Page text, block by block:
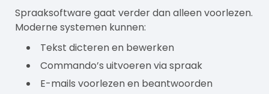
Spraaksoftware gaat verder dan alleen voorlezen.
Moderne systemen kunnen:
Tekst dicteren en bewerken
Commando’s uitvoeren via spraak
E-mails voorlezen en beantwoorden